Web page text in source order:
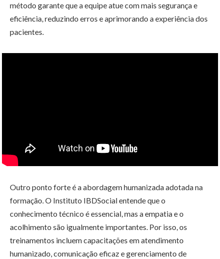
método garante que a equipe atue com mais segurança e
eficiência, reduzindo erros e aprimorando a experiência dos
pacientes.
Outro ponto forte é a abordagem humanizada adotada na
formação. O Instituto IBDSocial entende que o
conhecimento técnico é essencial, mas a empatia e o
acolhimento são igualmente importantes. Por isso, os
treinamentos incluem capacitações em atendimento
humanizado, comunicação eficaz e gerenciamento de